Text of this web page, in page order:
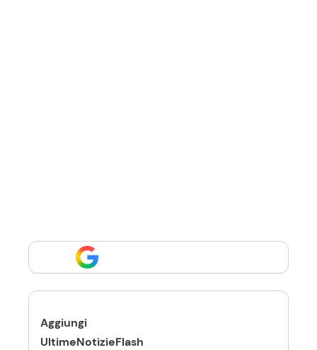
Aggiungi
UltimeNotizieFlash